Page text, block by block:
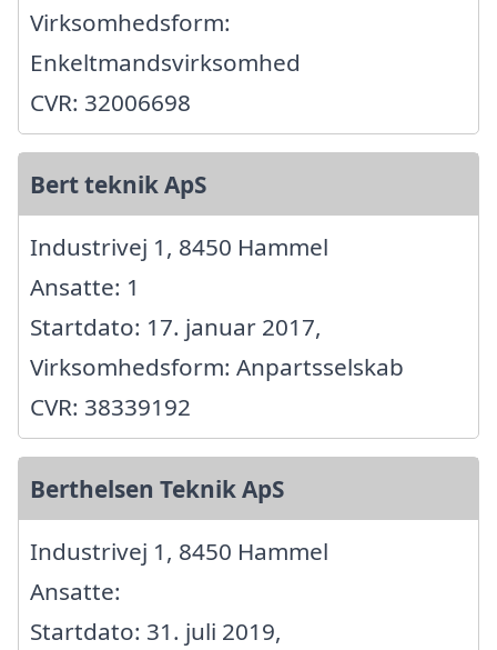
Virksomhedsform:
Enkeltmandsvirksomhed
CVR: 32006698
Bert teknik ApS
Industrivej 1, 8450 Hammel
Ansatte: 1
Startdato: 17. januar 2017,
Virksomhedsform: Anpartsselskab
CVR: 38339192
Berthelsen Teknik ApS
Industrivej 1, 8450 Hammel
Ansatte:
Startdato: 31. juli 2019,